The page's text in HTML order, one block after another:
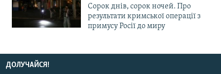
Сорок днів, сорок ночей. Про
результати кримської операції з
примусу Росії до миру
ДОЛУЧАЙСЯ!